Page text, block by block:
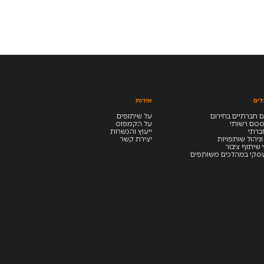
חברתיים בחירום
רשותי
שותפויות
שיתוף ציבור
במהלכים משותפים
אודות
על שיתופים
על הקמפוס
ייעוץ והכשרות
יצירת קשר